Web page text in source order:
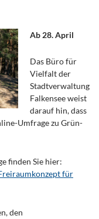
Ab 28. April
Das Büro für
Vielfalt der
Stadtverwaltung
Falkensee weist
darauf hin, dass
Umfrage zu Grün-
finden Sie hier:
für
den